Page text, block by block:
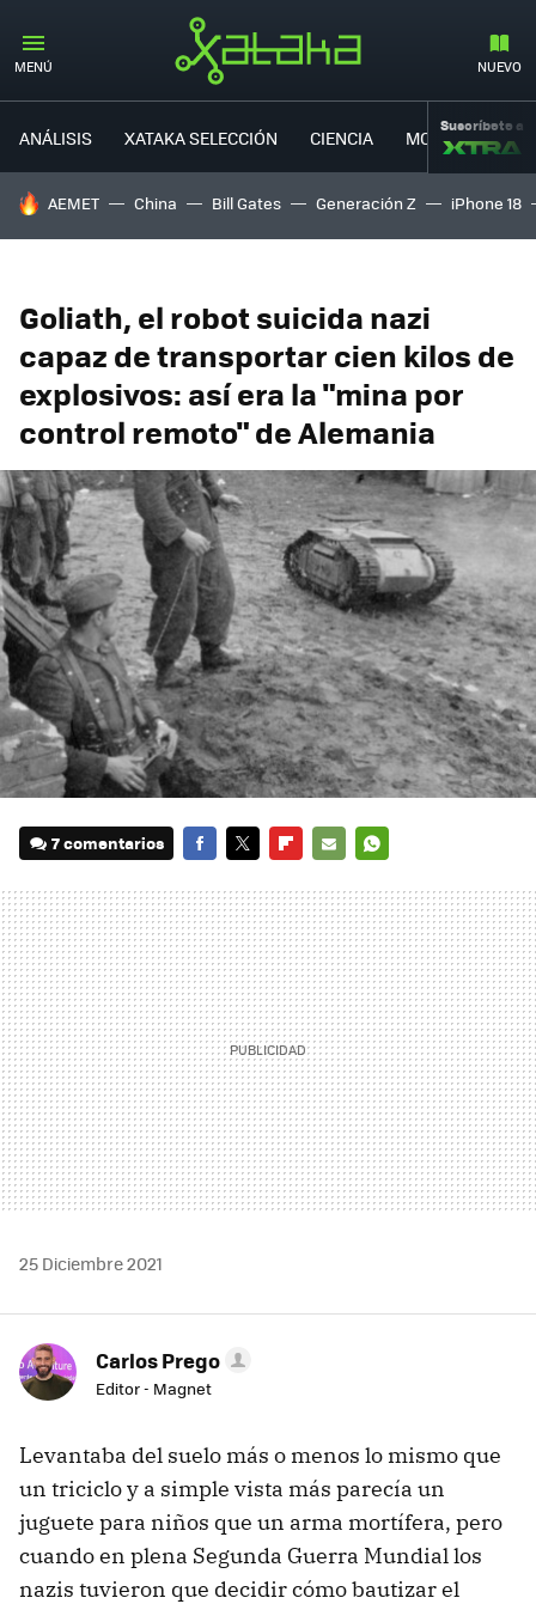
MENÚ NUEVO
ANÁLISIS XATAKA SELECCIÓN CIENCIA MOVILIDAD
Suscríbete a
HOY SE HABLA DE
AEMET China Bill Gates Generación Z iPhone 18
Goliath, el robot suicida nazi
capaz de transportar cien kilos de
explosivos: así era la "mina por
control remoto" de Alemania
7 comentarios
MAIL
25 Diciembre 2021
Carlos Prego
Editor - Magnet
Levantaba del suelo más o menos lo mismo que
un triciclo y a simple vista más parecía un
juguete para niños que un arma mortífera, pero
cuando en plena Segunda Guerra Mundial los
nazis tuvieron que decidir cómo bautizar el